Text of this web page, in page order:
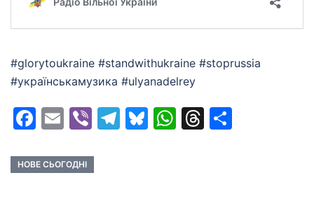
#glorytoukraine #standwithukraine #stoprussia
#українськамузика #ulyanadelrey
Facebook
EmailViberTelegram
Bluesky
WhatsApp
Threads
НОВЕ СЬОГОДНІ